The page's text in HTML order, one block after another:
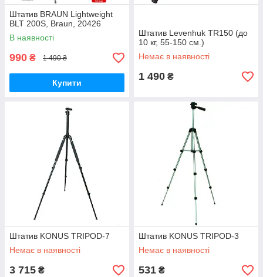
Штатив BRAUN Lightweight
BLT 200S, Braun, 20426
В наявності
990 ₴ 1 490 ₴
Купити
Штатив Levenhuk TR150 (до
10 кг, 55-150 см.)
Немає в наявності
1 490 ₴
Штатив KONUS TRIPOD-7
Немає в наявності
3 715 ₴
Штатив KONUS TRIPOD-3
Немає в наявності
531 ₴